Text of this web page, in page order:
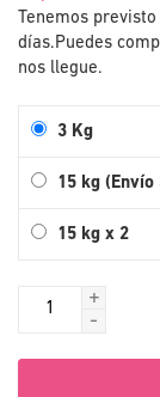
Tenemos
días.Puedes
nos llegue.
3 Kg
15 kg (Envío
15 kg x 2
+
-